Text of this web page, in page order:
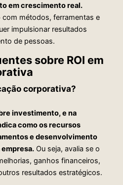
em crescimento real.
métodos, ferramentas e
impulsionar resultados
de pessoas.
sobre ROI em
corporativa?
investimento, e na
como os recursos
e desenvolvimento
empresa. Ou seja, avalia se o
ganhos financeiros,
resultados estratégicos.